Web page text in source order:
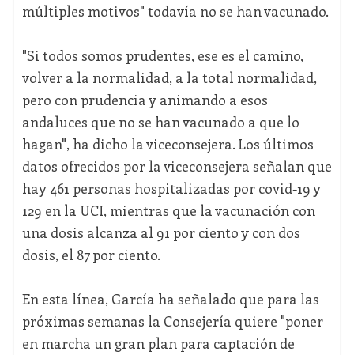
múltiples motivos" todavía no se han vacunado.
"Si todos somos prudentes, ese es el camino,
volver a la normalidad, a la total normalidad,
pero con prudencia y animando a esos
andaluces que no se han vacunado a que lo
hagan", ha dicho la viceconsejera. Los últimos
datos ofrecidos por la viceconsejera señalan que
hay 461 personas hospitalizadas por covid-19 y
129 en la UCI, mientras que la vacunación con
una dosis alcanza al 91 por ciento y con dos
dosis, el 87 por ciento.
En esta línea, García ha señalado que para las
próximas semanas la Consejería quiere "poner
en marcha un gran plan para captación de